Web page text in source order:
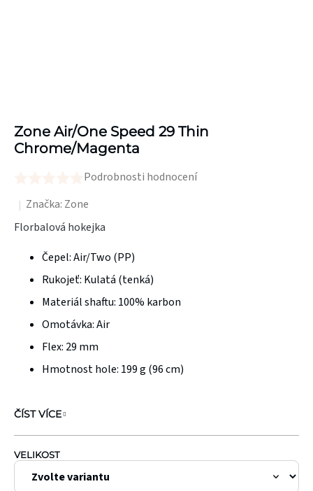
Zone Air/One Speed 29 Thin
Chrome/Magenta
hodnocení
produktu
hvězdiček.
Podrobnosti hodnocení
Značka: Zone
VELIKOST
Florbalová hokejka
Čepel:Air/Two (PP)
Rukojeť: Kulatá (tenká)
Materiál shaftu: 100% karbon
Omotávka:Air
Flex: 29 mm
Hmotnost hole: 199 g (96 cm)
ČÍST VÍCE